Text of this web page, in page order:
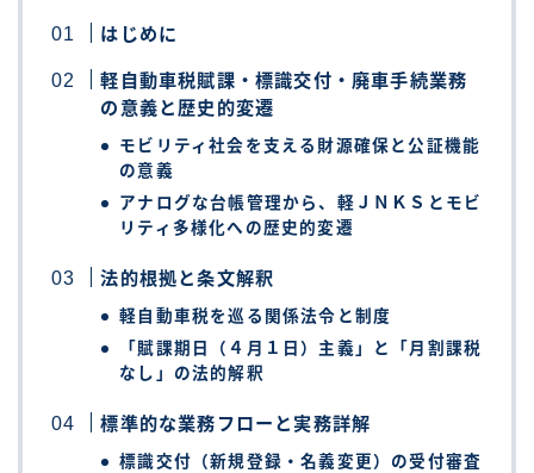
はじめに
軽自動車税賦課・標識交付・廃車手続業務
の意義と歴史的変遷
モビリティ社会を支える財源確保と公証機能
の意義
アナログな台帳管理から、軽ＪＮＫＳとモビ
リティ多様化への歴史的変遷
法的根拠と条文解釈
軽自動車税を巡る関係法令と制度
「賦課期日（４月１日）主義」と「月割課税
なし」の法的解釈
標準的な業務フローと実務詳解
標識交付（新規登録・名義変更）の受付審査